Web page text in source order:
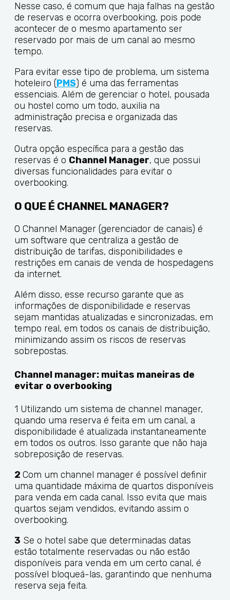
Nesse caso, é comum que haja falhas na gestão
de reservas e ocorra overbooking, pois pode
acontecer de o mesmo apartamento ser
reservado por mais de um canal ao mesmo
tempo.
Para evitar esse tipo de problema, um sistema
hoteleiro (PMS) é uma das ferramentas
essenciais. Além de gerenciar o hotel, pousada
ou hostel como um todo, auxilia na
administração precisa e organizada das
reservas.
Outra opção específica para a gestão das
reservas é o Channel Manager, que possui
diversas funcionalidades para evitar o
overbooking.
O QUE É CHANNEL MANAGER?
O Channel Manager (gerenciador de canais) é
um software que centraliza a gestão de
distribuição de tarifas, disponibilidades e
restrições em canais de venda de hospedagens
da internet.
Além disso, esse recurso garante que as
informações de disponibilidade e reservas
sejam mantidas atualizadas e sincronizadas, em
tempo real, em todos os canais de distribuição,
minimizando assim os riscos de reservas
sobrepostas.
Channel manager: muitas maneiras de
evitar o overbooking
1 Utilizando um sistema de channel manager,
quando uma reserva é feita em um canal, a
disponibilidade é atualizada instantaneamente
em todos os outros. Isso garante que não haja
sobreposição de reservas.
2 Com um channel manager é possível definir
uma quantidade máxima de quartos disponíveis
para venda em cada canal. Isso evita que mais
quartos sejam vendidos, evitando assim o
overbooking.
3 Se o hotel sabe que determinadas datas
estão totalmente reservadas ou não estão
disponíveis para venda em um certo canal, é
possível bloqueá-las, garantindo que nenhuma
reserva seja feita.